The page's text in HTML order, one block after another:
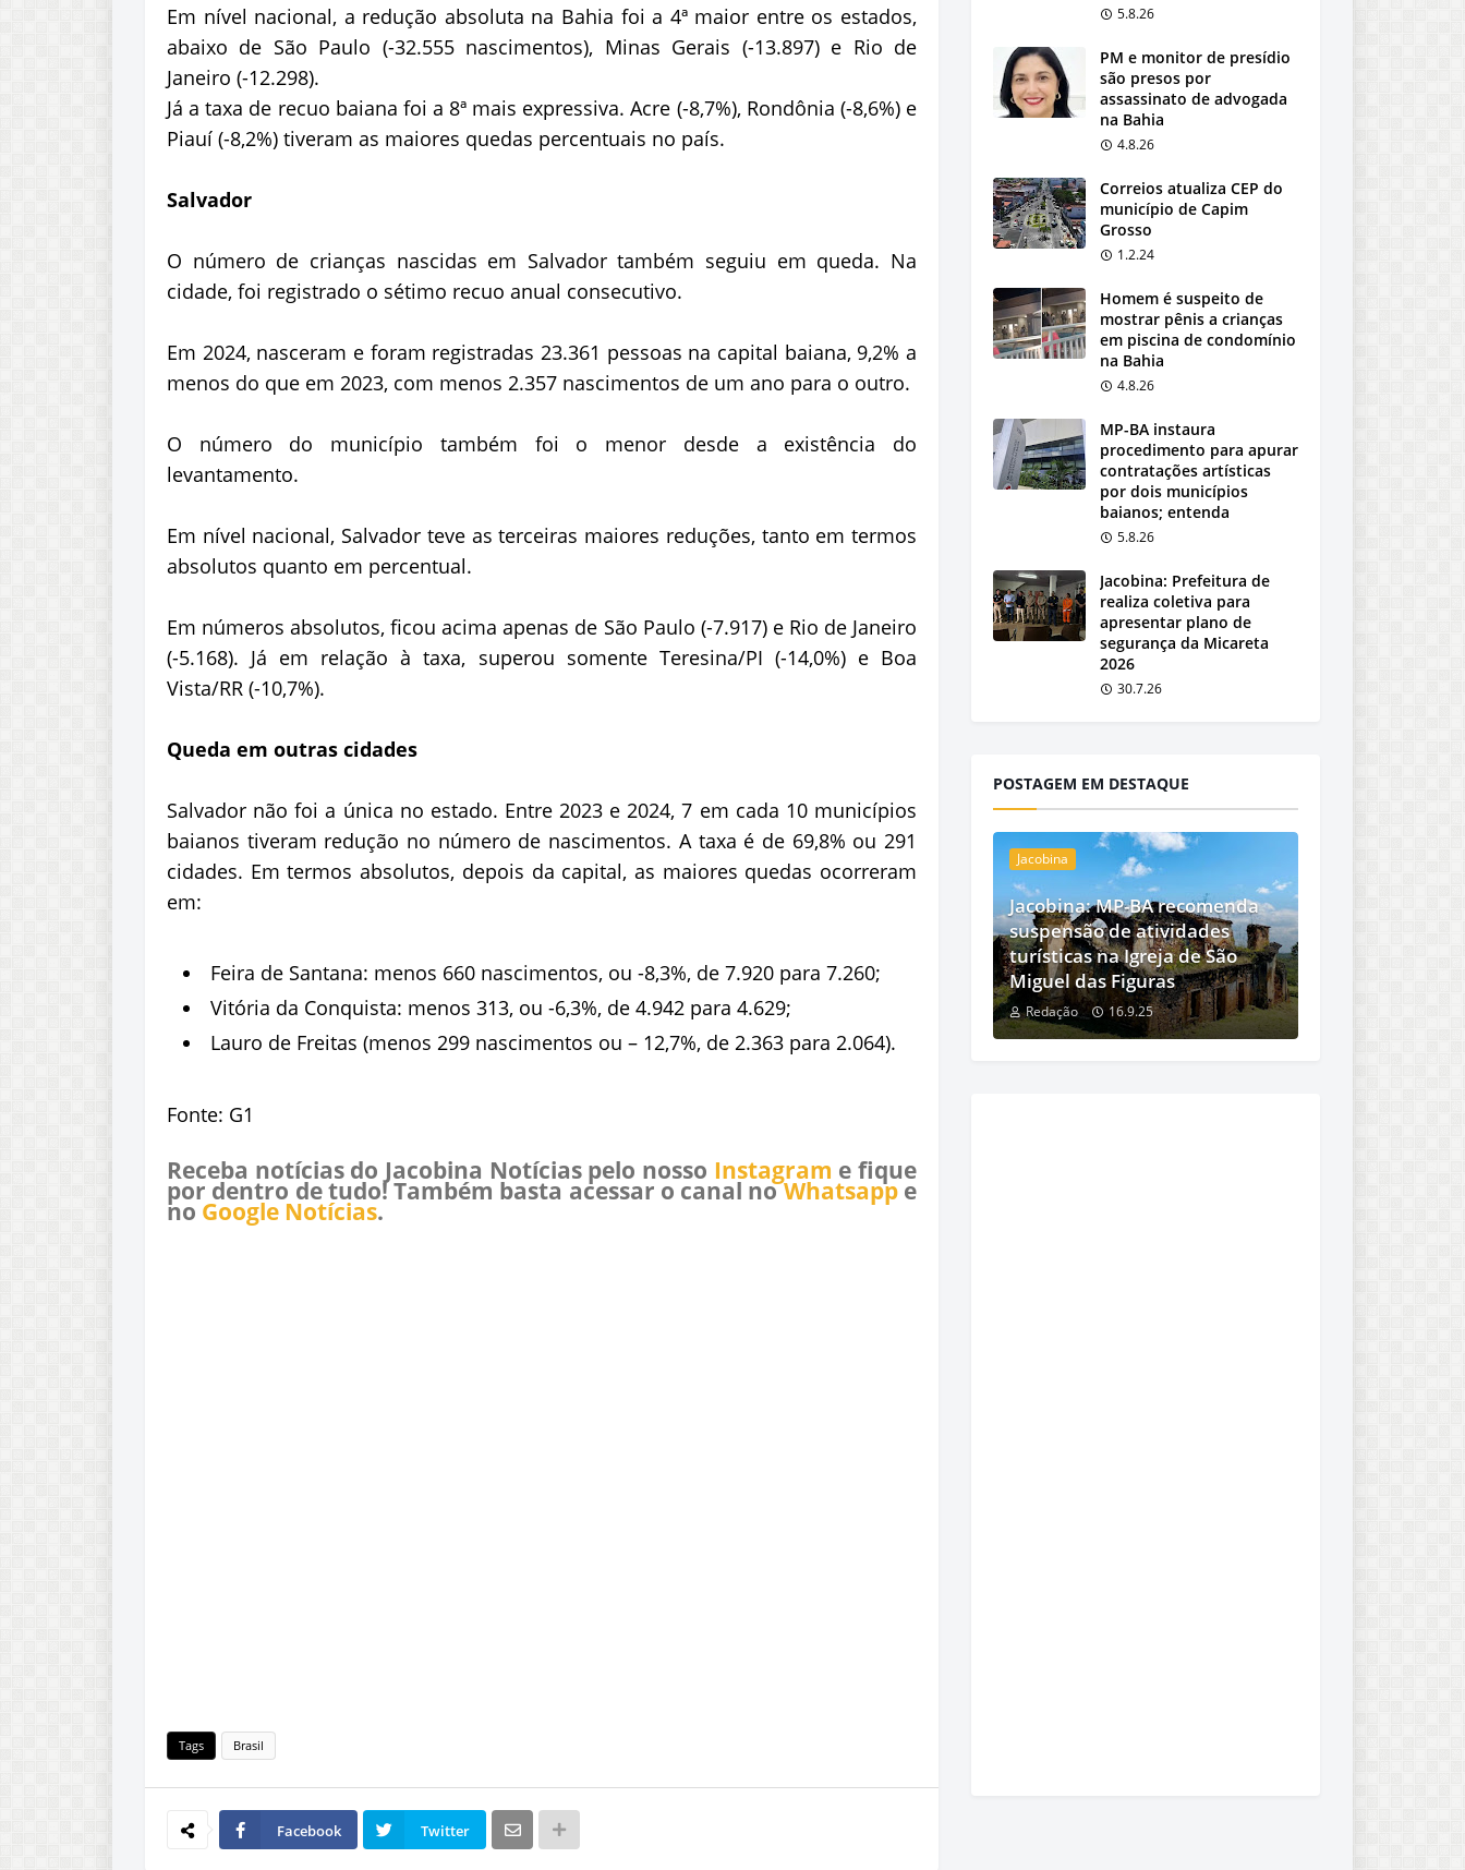
Em nível nacional, a redução absoluta na Bahia foi a 4ª maior entre os estados,
abaixo de São Paulo (-32.555 nascimentos), Minas Gerais (-13.897) e Rio de
Janeiro (-12.298).
Já a taxa de recuo baiana foi a 8ª mais expressiva. Acre (-8,7%), Rondônia (-8,6%) e
Piauí (-8,2%) tiveram as maiores quedas percentuais no país.
Salvador
O número de crianças nascidas em Salvador também seguiu em queda. Na
cidade, foi registrado o sétimo recuo anual consecutivo.
Em 2024, nasceram e foram registradas 23.361 pessoas na capital baiana, 9,2% a
menos do que em 2023, com menos 2.357 nascimentos de um ano para o outro.
O número do município também foi o menor desde a existência do
levantamento.
Em nível nacional, Salvador teve as terceiras maiores reduções, tanto em termos
absolutos quanto em percentual.
Em números absolutos, ficou acima apenas de São Paulo (-7.917) e Rio de Janeiro
(-5.168). Já em relação à taxa, superou somente Teresina/PI (-14,0%) e Boa
Vista/RR (-10,7%).
Queda em outras cidades
Salvador não foi a única no estado. Entre 2023 e 2024, 7 em cada 10 municípios
baianos tiveram redução no número de nascimentos. A taxa é de 69,8% ou 291
cidades. Em termos absolutos, depois da capital, as maiores quedas ocorreram
em:
Feira de Santana: menos 660 nascimentos, ou -8,3%, de 7.920 para 7.260;
Vitória da Conquista: menos 313, ou -6,3%, de 4.942 para 4.629;
Lauro de Freitas (menos 299 nascimentos ou – 12,7%, de 2.363 para 2.064).
Fonte: G1
Receba notícias do Jacobina Notícias pelo nosso Instagram e fique
por dentro de tudo! Também basta acessar o canal noWhatsappe
no Google Notícias.
Tags Brasil
Facebook Twitter
5.8.26
PM e monitor de presídio
são presos por
assassinato de advogada
na Bahia
4.8.26
Correios atualiza CEP do
município de Capim
Grosso
1.2.24
Homem é suspeito de
mostrar pênis a crianças
em piscina de condomínio
na Bahia
4.8.26
MP-BA instaura
procedimento para apurar
contratações artísticas
por dois municípios
baianos; entenda
5.8.26
Jacobina: Prefeitura de
realiza coletiva para
apresentar plano de
segurança da Micareta
2026
30.7.26
POSTAGEM EM DESTAQUE
Jacobina
Jacobina: MP-BA recomenda
suspensão de atividades
turísticas na Igreja de São
Miguel das Figuras
Redação 16.9.25